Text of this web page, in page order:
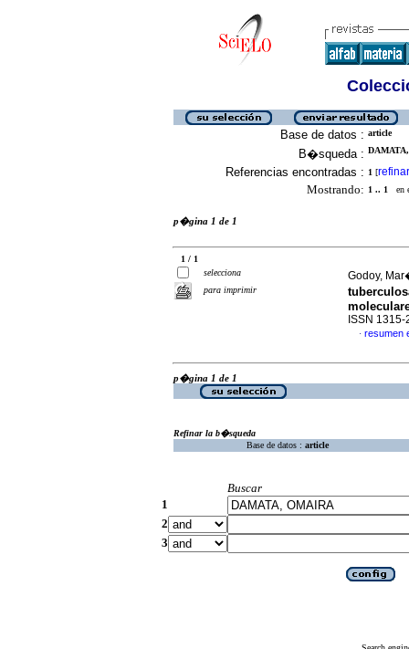
Base de datos : article
B�squeda :
Referencias encontradas : 1 [refinar
Mostrando: 1 .. 1 en
p�gina 1 de 1
1 / 1
selecciona
para imprimir
Godoy,
ISSN 1315-
· resumen
p�gina 1 de 1
Refinar la b�squeda
Base de datos : article
Buscar
1
2
3